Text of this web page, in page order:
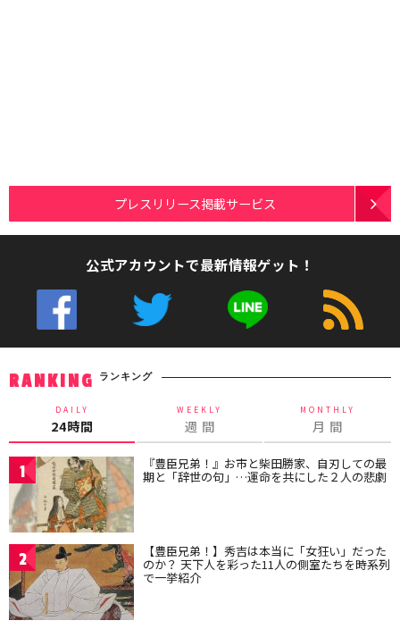
プレスリリース掲載サービス
公式アカウントで最新情報ゲット！
RANKING ランキング
DAILY
24時間
WEEKLY
週 間
MONTHLY
月 間
1 『豊臣兄弟！』お市と柴田勝家、自刃しての最
期と「辞世の句」…運命を共にした２人の悲劇
2 【豊臣兄弟！】秀吉は本当に「女狂い」だった
のか？ 天下人を彩った11人の側室たちを時系列
で一挙紹介